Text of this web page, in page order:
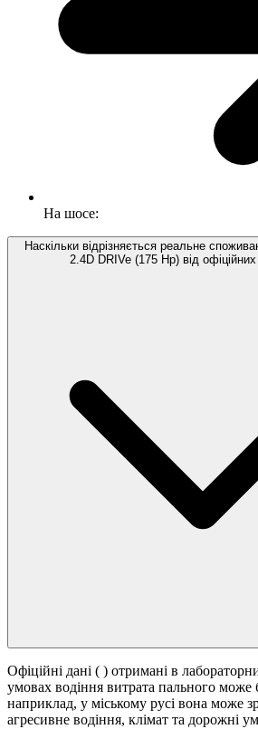
На шосе:
Наскільки відрізняється реальне
2.4D DRIVe (175 Hp) від
Офіційні дані ( ) отримані в
умовах водіння витрата пального
наприклад, у міському русі вона може
агресивне водіння, клімат та дорожні